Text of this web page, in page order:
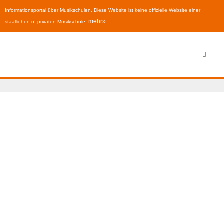
Informationsportal über Musikschulen. Diese Website ist keine offizielle Website einer
staatlichen o. privaten Musikschule. mehr»